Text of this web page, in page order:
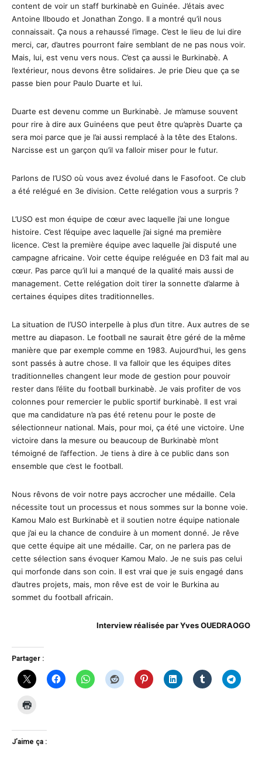
content de voir un staff burkinabè en Guinée. J’étais avec
Antoine Ilboudo et Jonathan Zongo. Il a montré qu’il nous
connaissait. Ça nous a rehaussé l’image. C’est le lieu de lui dire
merci, car, d’autres pourront faire semblant de ne pas nous voir.
Mais, lui, est venu vers nous. C’est ça aussi le Burkinabè. A
l’extérieur, nous devons être solidaires. Je prie Dieu que ça se
passe bien pour Paulo Duarte et lui.
Duarte est devenu comme un Burkinabè. Je m’amuse souvent
pour rire à dire aux Guinéens que peut être qu’après Duarte ça
sera moi parce que je l’ai aussi remplacé à la tête des Etalons.
Narcisse est un garçon qu’il va falloir miser pour le futur.
Parlons de l’USO où vous avez évolué dans le Fasofoot. Ce club
a été relégué en 3e division. Cette relégation vous a surpris ?
L’USO est mon équipe de cœur avec laquelle j’ai une longue
histoire. C’est l’équipe avec laquelle j’ai signé ma première
licence. C’est la première équipe avec laquelle j’ai disputé une
campagne africaine. Voir cette équipe reléguée en D3 fait mal au
cœur. Pas parce qu’il lui a manqué de la qualité mais aussi de
management. Cette relégation doit tirer la sonnette d’alarme à
certaines équipes dites traditionnelles.
La situation de l’USO interpelle à plus d’un titre. Aux autres de se
mettre au diapason. Le football ne saurait être géré de la même
manière que par exemple comme en 1983. Aujourd’hui, les gens
sont passés à autre chose. Il va falloir que les équipes dites
traditionnelles changent leur mode de gestion pour pouvoir
rester dans l’élite du football burkinabè. Je vais profiter de vos
colonnes pour remercier le public sportif burkinabè. Il est vrai
que ma candidature n’a pas été retenu pour le poste de
sélectionneur national. Mais, pour moi, ça été une victoire. Une
victoire dans la mesure ou beaucoup de Burkinabè m’ont
témoigné de l’affection. Je tiens à dire à ce public dans son
ensemble que c’est le football.
Nous rêvons de voir notre pays accrocher une médaille. Cela
nécessite tout un processus et nous sommes sur la bonne voie.
Kamou Malo est Burkinabè et il soutien notre équipe nationale
que j’ai eu la chance de conduire à un moment donné. Je rêve
que cette équipe ait une médaille. Car, on ne parlera pas de
cette sélection sans évoquer Kamou Malo. Je ne suis pas celui
qui morfonde dans son coin. Il est vrai que je suis engagé dans
d’autres projets, mais, mon rêve est de voir le Burkina au
sommet du football africain.
Interview réalisée par Yves OUEDRAOGO
Partager :
J’aime ça :